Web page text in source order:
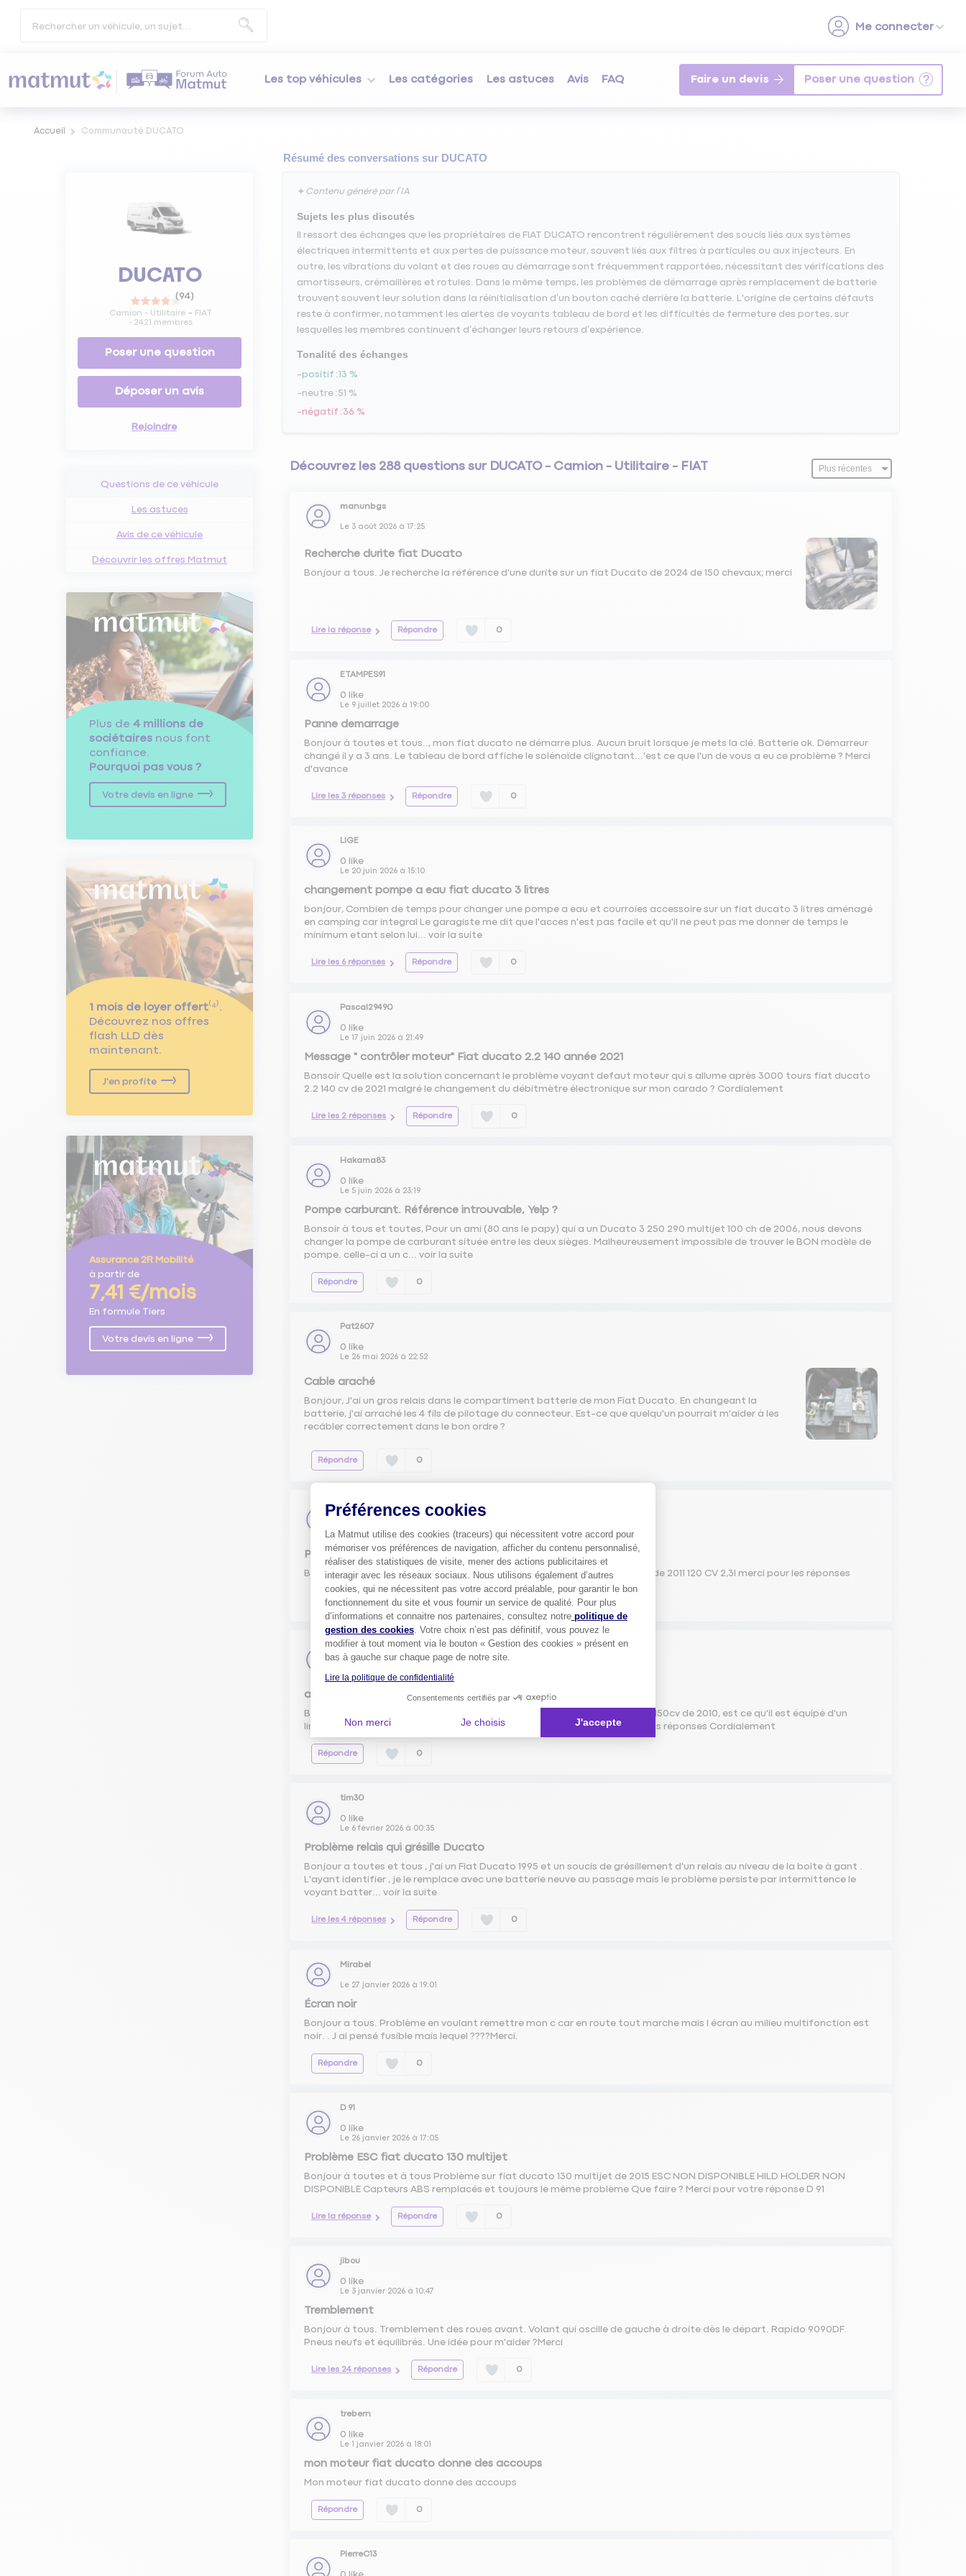
Les top véhicules Les catégories Les astuces Avis FAQ Faire un devis
Accueil Communauté DUCATO
DUCATO
(94)
Camion - Utilitaire
FIAT
- 2421 membres
Poser une question
Déposer un avis
Rejoindre
Questions de ce véhicule
Les astuces
Avis de ce véhicule
Découvrir les offres Matmut
Plus de 4 millions de
sociétaires nous font
confiance.
Pourquoi pas vous ?
Votre devis en ligne
1 mois de loyer offert⁽⁴⁾.
Découvrez nos offres
flash LLD dès
maintenant.
J'en profite
Assurance 2R Mobilité
à partir de
7,41 €/mois
En formule Tiers
Votre devis en ligne
Résumé des conversations sur DUCATO
✦ Contenu généré par l’IA
Sujets les plus discutés
Il ressort des échanges que les propriétaires de FIAT DUCATO rencontrent régulièrement des soucis liés aux systèmes
électriques intermittents et aux pertes de puissance moteur, souvent liés aux filtres à particules ou aux injecteurs. En
outre, les vibrations du volant et des roues au démarrage sont fréquemment rapportées, nécessitant des vérifications des
amortisseurs, crémaillères et rotules. Dans le même temps, les problèmes de démarrage après remplacement de batterie
trouvent souvent leur solution dans la réinitialisation d’un bouton caché derrière la batterie. L'origine de certains défauts
reste à confirmer, notamment les alertes de voyants tableau de bord et les difficultés de fermeture des portes, sur
lesquelles les membres continuent d’échanger leurs retours d’expérience.
Tonalité des échanges
positif 13 %
neutre 51 %
négatif 36 %
Découvrez les 288 questions sur DUCATO - Camion - Utilitaire - FIAT
manunbgs
Le 3 août 2026 à17:25
Recherche durite fiat Ducato
Bonjour a tous. Je recherche la référence d'une durite sur un fiat Ducato de 2024 de 150 chevaux; merci
Lire la réponse Répondre 0
ETAMPES91
0 like
Le 9 juillet 2026 à19:00
Panne demarrage
Bonjour à toutes et tous.., mon fiat ducato ne démarre plus. Aucun bruit lorsque je mets la clé. Batterie ok. Démarreur
changé il y a 3 ans. Le tableau de bord affiche le solénoïde clignotant...'est ce que l'un de vous a eu ce problème ? Merci
d'avance
Lire les 3 réponses Répondre 0
LIGE
0 like
Le 20 juin 2026 à15:10
changement pompe a eau fiat ducato 3 litres
bonjour, Combien de temps pour changer une pompe a eau et courroies accessoire sur un fiat ducato 3 litres aménagé
en camping car integral Le garagiste me dit que l'acces n'est pas facile et qu'il ne peut pas me donner de temps le
minimum etant selon lui...voir la suite
Lire les 6 réponses Répondre 0
Pascal29490
0 like
Le17 juin 2026 à 21:49
Message " contrôler moteur" Fiat ducato 2.2 140 année 2021
Bonsoir Quelle est la solution concernant le problème voyant defaut moteur qui s allume après 3000 tours fiat ducato
2.2 140 cv de 2021 malgré le changement du débitmètre électronique sur mon carado ? Cordialement
Lire les 2 réponses Répondre 0
Hakama83
0 like
Le 5 juin 2026 à 23:19
Pompe carburant. Référence introuvable, Yelp ?
Bonsoir à tous et toutes, Pour un ami (80 ans le papy) qui a un Ducato 3 250 290 multijet 100 ch de 2006, nous devons
changer la pompe de carburant située entre les deux sièges. Malheureusement impossible de trouver le BON modèle de
pompe. celle-ci a un c...voir la suite
Répondre 0
Pat2607
0 like
Le 26 mai 2026 à 22:52
Cable araché
Bonjour, J'ai un gros relais dans le compartiment batterie de mon Fiat Ducato. En changeant la
batterie, j'ai arraché les 4 fils de pilotage du connecteur. Est-ce que quelqu'un pourrait m'aider à les
recâbler correctement dans le bon ordre ?
Répondre 0
badkrist
Le14 mars 2026à12:12
Pédale embrayage reste en bas
Bonjour à tous j'ai la pédale embrayage qui reste au plancher sur ducato de 2011 120 CV 2,3l merci pour les réponses
Lire les 4 réponses Répondre 0
peredenis
like
Le12 février 2026à15:59
a propos du limiteur de vitesse
Bonjour à tous Possédant un campingcar monté sur porteur fiat ducato 150cv de 2010, est ce qu'il est équipé d'un
limiteur de vitesse ou se trouve t il ? et comment l'actionner. Merci pour vos réponses Cordialement
Répondre 0
tim30
0 like
Le 6 février 2026 à 00:35
Problème relais qui grésille Ducato
Bonjour a toutes et tous , j'ai un Fiat Ducato 1995 et un soucis de grésillement d'un relais au niveau de la boîte à gant .
L'ayant identifier , je le remplace avec une batterie neuve au passage mais le problème persiste par intermittence le
voyant batter...voir la suite
Lire les 4 réponses Répondre 0
Mirabel
Le 27 janvier 2026 à19:01
Écran noir
Bonjour a tous. Problème en voulant remettre mon c car en route tout marche mais l écran au milieu multifonction est
noir. . J ai pensé fusible mais lequel ????Merci.
Répondre 0
D 91
0 like
Le 26 janvier 2026 à17:05
Problème ESC fiat ducato 130 multijet
Bonjour à toutes et à tous Problème sur fiat ducato 130 multijet de 2015 ESC NON DISPONIBLE HILD HOLDER NON
DISPONIBLE Capteurs ABS remplacés et toujours le même problème Que faire ? Merci pour votre réponse D 91
Lire la réponse Répondre 0
jibou
0 like
Le 3 janvier 2026 à10:47
Tremblement
Bonjour à tous. Tremblement des roues avant. Volant qui oscille de gauche à droite dès le départ. Rapido 9090DF.
Pneus neufs et équilibrés. Une idée pour m'aider ?Merci
Lire les 24 réponses Répondre 0
trebern
0 like
Le1 janvier 2026 à18:01
mon moteur fiat ducato donne des accoups
Mon moteur fiat ducato donne des accoups
Répondre 0
PierreC13
Préférences cookies
La Matmut utilise des cookies (traceurs) qui nécessitent votre accord pour
mémoriser vos préférences de navigation, afficher du contenu personnalisé,
réaliser des statistiques de visite, mener des actions publicitaires et
interagir avec les réseaux sociaux. Nous utilisons également d’autres
cookies, qui ne nécessitent pas votre accord préalable, pour garantir le bon
fonctionnement du site et vous fournir un service de qualité. Pour plus
d’informations et connaitre nos partenaires, consultez notre politique de
gestion des cookies. Votre choix n’est pas définitif, vous pouvez le
modifier à tout moment via le bouton « Gestion des cookies » présent en
bas à gauche sur chaque page de notre site.
Lire la politique de confidentialité
Consentements certifiés par
Non merci Je choisis J'accepte
Axeptio consent